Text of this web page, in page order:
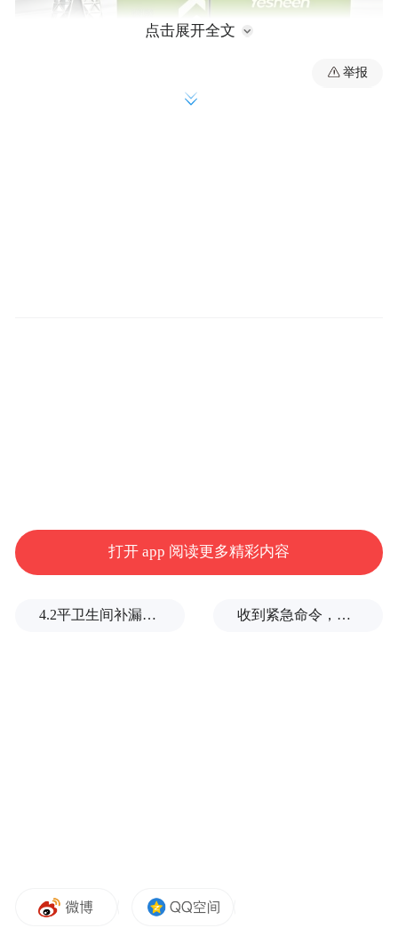
投影，实现垂直与水平双维空间的无缝联
动。幼儿触摸墙面，AI驱动画面流转至地
面；幼儿在地面跳跃，传感器与投影协同响
点击展开全文
举报
打开 app 阅读更多精彩内容
4.2平卫生间补漏注胶花1.55万，消费者称陷“天价注胶补漏”套路 收到紧急命令，加拿大2万人连夜逃命